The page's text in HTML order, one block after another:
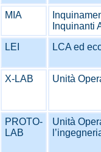
MIA
Inquinanti
LEI LCA ed
X-LAB Unità
PROTO-
LAB
Unità